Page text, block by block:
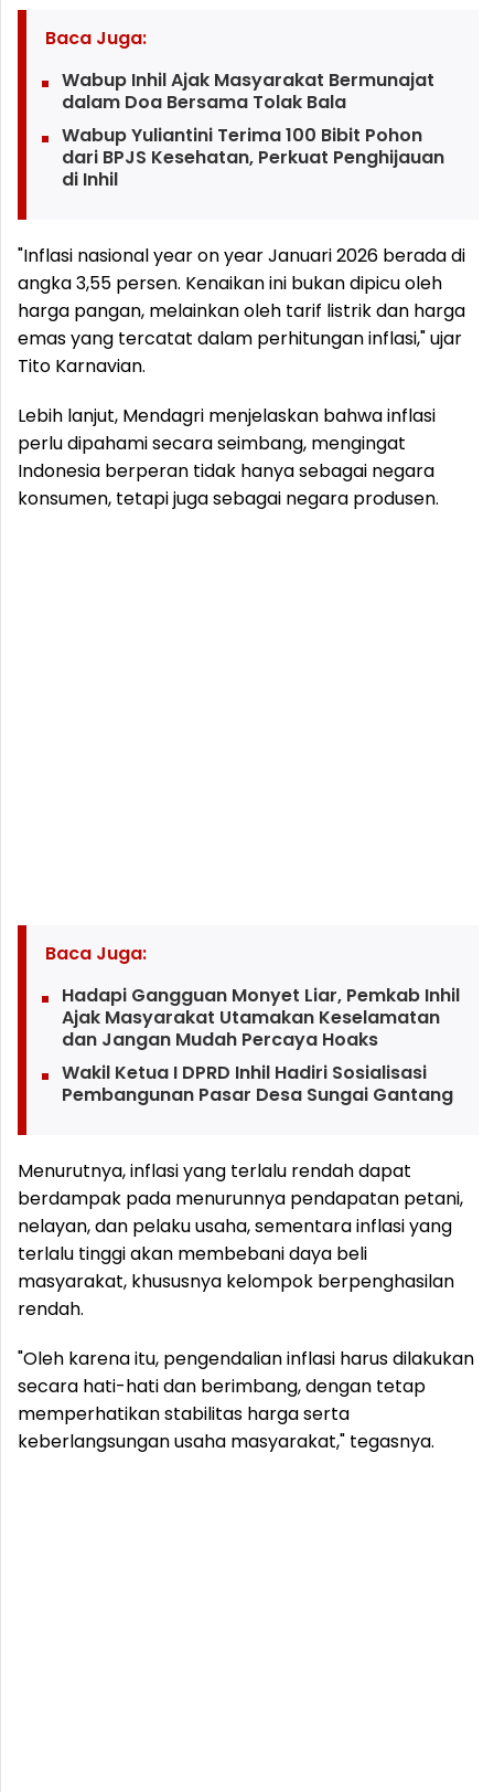
Baca Juga:
Wabup Inhil Ajak Masyarakat Bermunajat
dalam Doa Bersama Tolak Bala
Wabup Yuliantini Terima 100 Bibit Pohon
dari BPJS Kesehatan, Perkuat Penghijauan
di Inhil
"Inflasi nasional year on year Januari 2026 berada di
angka 3,55 persen. Kenaikan ini bukan dipicu oleh
harga pangan, melainkan oleh tarif listrik dan harga
emas yang tercatat dalam perhitungan inflasi," ujar
Tito Karnavian.
Lebih lanjut, Mendagri menjelaskan bahwa inflasi
perlu dipahami secara seimbang, mengingat
Indonesia berperan tidak hanya sebagai negara
konsumen, tetapi juga sebagai negara produsen.
Baca Juga:
Hadapi Gangguan Monyet Liar, Pemkab Inhil
Ajak Masyarakat Utamakan Keselamatan
dan Jangan Mudah Percaya Hoaks
Wakil Ketua I DPRD Inhil Hadiri Sosialisasi
Pembangunan Pasar Desa Sungai Gantang
Menurutnya, inflasi yang terlalu rendah dapat
berdampak pada menurunnya pendapatan petani,
nelayan, dan pelaku usaha, sementara inflasi yang
terlalu tinggi akan membebani daya beli
masyarakat, khususnya kelompok berpenghasilan
rendah.
"Oleh karena itu, pengendalian inflasi harus dilakukan
secara hati-hati dan berimbang, dengan tetap
memperhatikan stabilitas harga serta
keberlangsungan usaha masyarakat," tegasnya.